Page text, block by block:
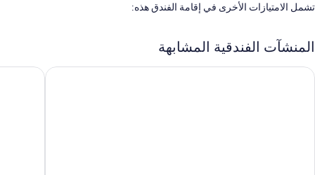
تشمل الامتيازات الأخرى في إقامة الفندق هذه:
حافلة للتوصيل من وإلى المطار (بتكلفة إضافية)، ومصعد، ومكتب استقبال
المنشآت الفندقية المشابهة
إيبيس كيتو هوتل دان